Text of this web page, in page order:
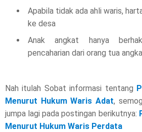
Apabila tidak ada ahli waris,
ke desa
Anak angkat hanya
pencaharian dari orang tua
Nah itulah Sobat informasi tentang
Menurut Hukum Waris Adat,
jumpa lagi pada postingan berikutnya:
Menurut Hukum Waris Perdata